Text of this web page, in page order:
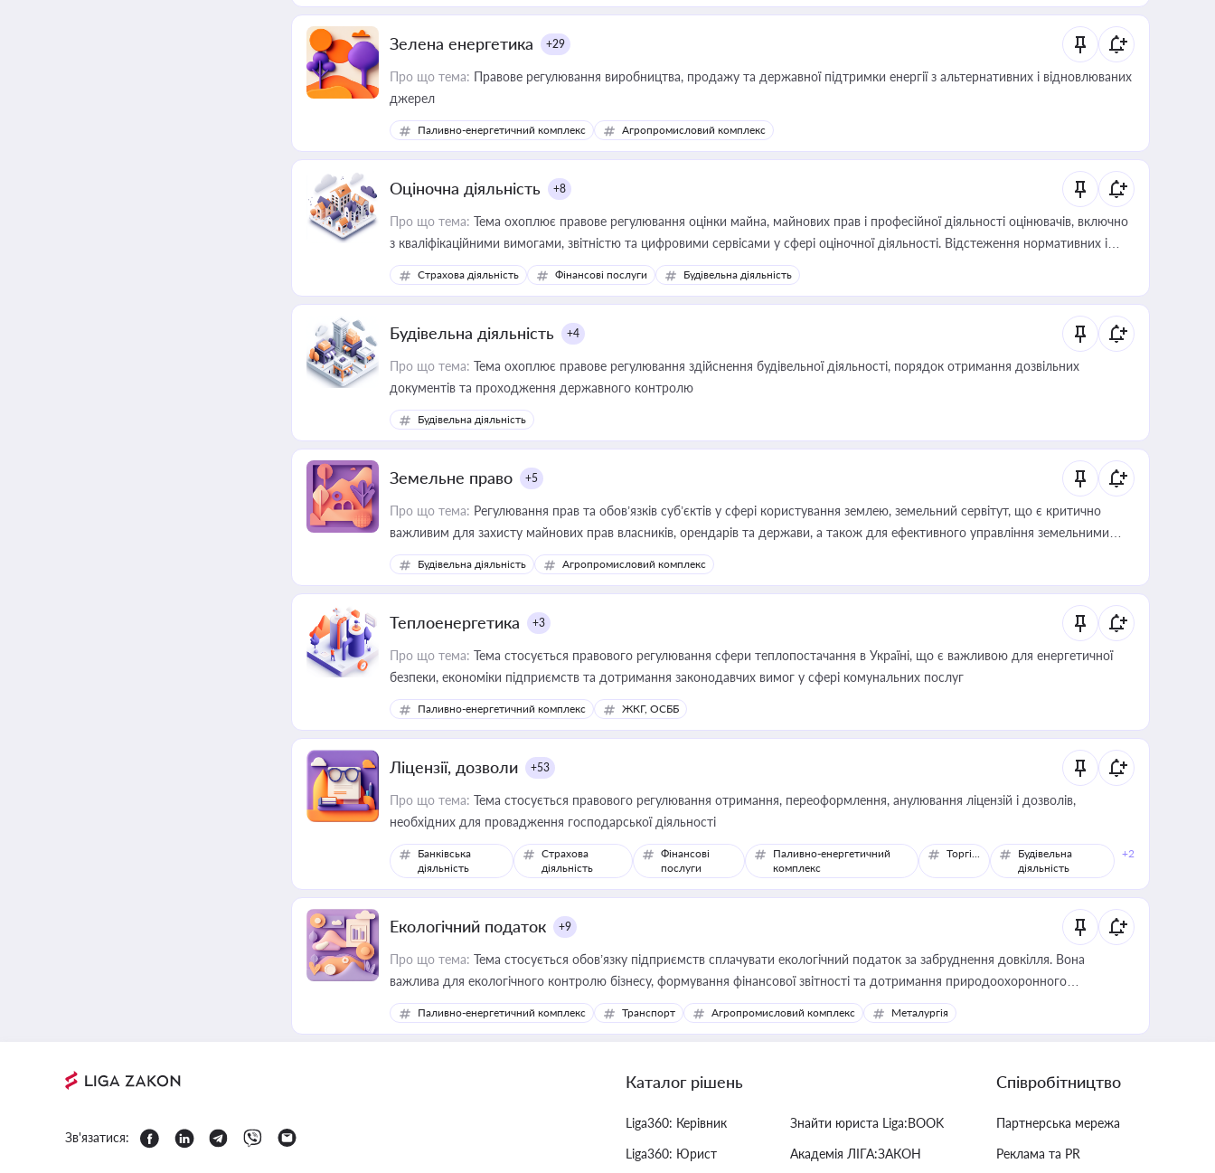
Зелена енергетика +29
Про що тема: Правове регулювання виробництва, продажу та державної підтримки енергії з альтернативних і відновлюваних
джерел
Паливно-енергетичний комплекс Агропромисловий комплекс
Оціночна діяльність +8
Про що тема: Тема охоплює правове регулювання оцінки майна, майнових прав і професійної діяльності оцінювачів, включно
з кваліфікаційними вимогами, звітністю та цифровими сервісами у сфері оціночної діяльності. Відстеження нормативних і
медійних змін у цій сфері корисне для власника бізнесу, керівника, юриста або бухгалтера під час оподаткування,
приватизації, оренди державного майна, корпоративних угод і перевірки статусу суб'єктів оціночної діяльності
Страхова діяльність Фінансові послуги Будівельна діяльність
Будівельна діяльність +4
Про що тема: Тема охоплює правове регулювання здійснення будівельної діяльності, порядок отримання дозвільних
документів та проходження державного контролю
Будівельна діяльність
Земельне право +5
Про що тема: Регулювання прав та обов’язків суб’єктів у сфері користування землею, земельний сервітут, що є критично
важливим для захисту майнових прав власників, орендарів та держави, а також для ефективного управління земельними
ресурсами
Будівельна діяльність Агропромисловий комплекс
Теплоенергетика +3
Про що тема: Тема стосується правового регулювання сфери теплопостачання в Україні, що є важливою для енергетичної
безпеки, економіки підприємств та дотримання законодавчих вимог у сфері комунальних послуг
Паливно-енергетичний комплекс ЖКГ, ОСББ
Ліцензії, дозволи +53
Про що тема: Тема стосується правового регулювання отримання, переоформлення, анулювання ліцензій і дозволів,
необхідних для провадження господарської діяльності
Банківська
діяльність
Страхова
діяльність
Фінансові
послуги
Паливно-енергетичний
комплекс
Торгівля
Будівельна
діяльність
+2
Екологічний податок +9
Про що тема: Тема стосується обов’язку підприємств сплачувати екологічний податок за забруднення довкілля. Вона
важлива для екологічного контролю бізнесу, формування фінансової звітності та дотримання природоохоронного
законодавства
Паливно-енергетичний комплекс Транспорт Агропромисловий комплекс Металургія
Зв'язатися:
Каталог рішень
Liga360: Керівник
Liga360: Юрист
Знайти юриста Liga:BOOK
Академія ЛІГА:ЗАКОН
Співробітництво
Партнерська мережа
Реклама та PR